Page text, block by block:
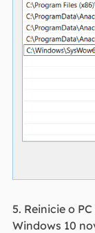
5. Reinicie o
Windows 10